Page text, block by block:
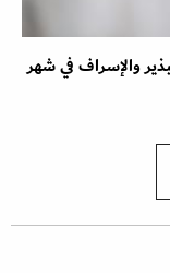
والإسراف في شهر